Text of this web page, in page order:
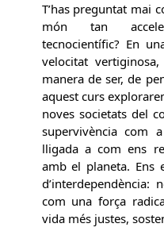
T’has preguntat mai
món tan
tecnocientífic? En
velocitat
manera de ser, de
aquest curs
noves societats del
supervivència com
lligada a com ens
amb el planeta. Ens
com una força
vida més justes,